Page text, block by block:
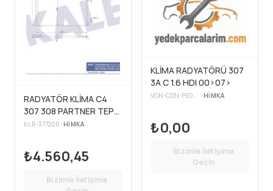
RADYATÖR KLİMA C4
307 308 PARTNER TEPE
1.6 HDİ 3008 DV6-
KLR-377200 • HIMKA
₺4.560,45
Bizimle İletişime
KLİMA RADYATÖRÜ 307
3A C 1.6 HDI 00>07>
• HIMKA
₺0,00
Bizimle İletişime
Geçin